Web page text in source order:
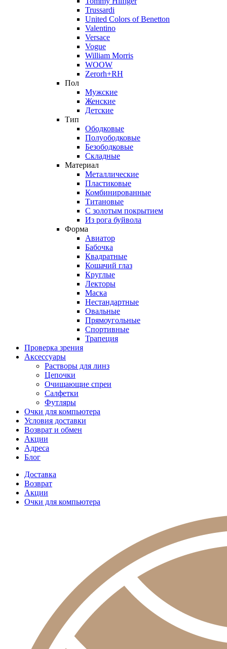
Trussardi
United Colors of Benetton
Valentino
Versace
Vogue
William Morris
WOOW
Zerorh+RH
Пол
Мужские
Женские
Детские
Тип
Ободковые
Полуободковые
Безободковые
Складные
Материал
Металлические
Пластиковые
Комбинированные
Титановые
С золотым покрытием
Из рога буйвола
Форма
Авиатор
Бабочка
Квадратные
Кошачий глаз
Круглые
Лекторы
Маска
Нестандартные
Овальные
Прямоугольные
Спортивные
Трапеция
Проверка зрения
Аксессуары
Растворы для линз
Цепочки
Очищающие спреи
Салфетки
Футляры
Очки для компьютера
Условия доставки
Возврат и обмен
Акции
Адреса
Блог
Доставка
Возврат
Акции
Очки для компьютера